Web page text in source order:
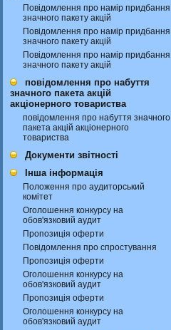
Повідомлення про намір придбання
значного пакету акцій
Повідомлення про намір придбання
значного пакету акцій
Повідомлення про намір придбання
значного пакету акцій
повідомлення про набуття
значного пакета акцій
акціонерного товариства
повідомлення про набуття значного
пакета акцій акціонерного
товариства
Документи звітності
Інша інформація
Положення про аудиторський
комітет
Оголошення конкурсу на
обов'язковий аудит
Пропозиція оферти
Повідомлення про спростування
Пропозиція оферти
Оголошення конкурсу на
обов'язковий аудит
Пропозиція оферти
Оголошення конкурсу на
обов'язковий аудит